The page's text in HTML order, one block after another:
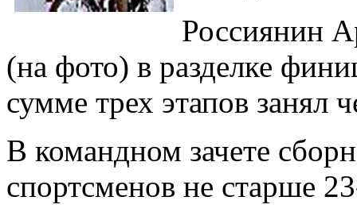
Россиянин
(на фото) в разделке
сумме трех этапов занял
В командном зачете
спортсменов не старше